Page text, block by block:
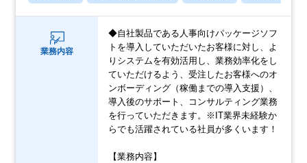
業務内容
◆自社製品である人事向けパッケージソフ
トを導入していただいたお客様に対し、よ
りシステムを有効活用し、業務効率化をし
ていただけるよう、受注したお客様へのオ
ンボーディング（稼働までの導入支援）、
導入後のサポート、コンサルティング業務
を行っていただきます。※IT業界未経験か
らでも活躍されている社員が多くいます！
【業務内容】